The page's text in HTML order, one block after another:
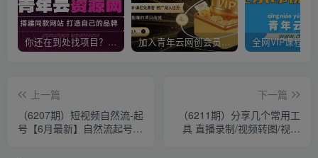
你还在到处找项目？还在当韭菜？我靠卖项目一个月收入5万+，曾经我也是个失败者。 加入青年云网创会员，全站资源免费学习。加入高级合伙人，推广日入1000+
上一篇
（6207期）短视频自然流-起
号【6月最新】​自然流起号话
下一篇
（6211期）分享几个常用工
具 直播录制/视频转图/视频